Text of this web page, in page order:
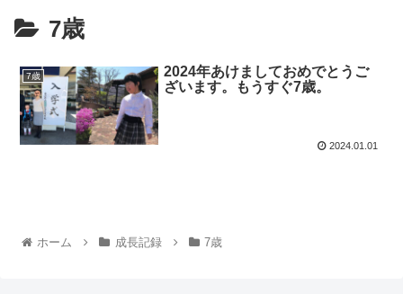
7歳
7歳
2024年あけましておめでとうご
ざいます。もうすぐ7歳。
2024.01.01
ホーム 成長記録 7歳